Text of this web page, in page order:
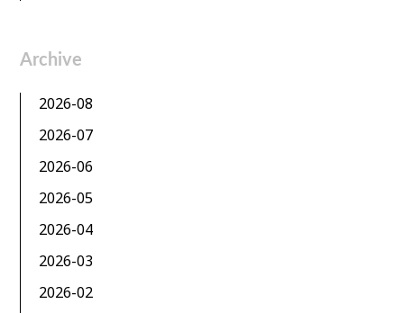
Archive
2026-08
2026-07
2026-06
2026-05
2026-04
2026-03
2026-02